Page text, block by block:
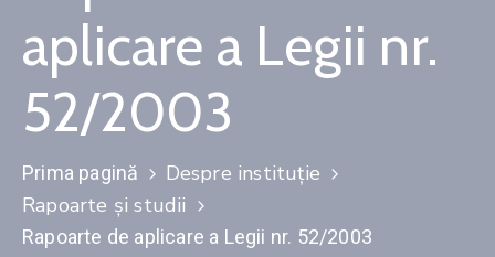
public
Transparență
decizională
Integritate
instituțională
Județul
aplicare a Legii nr.
52/2003
Prima pagină
Despre instituție
Rapoarte și studii
Rapoarte de aplicare a Legii nr. 52/2003